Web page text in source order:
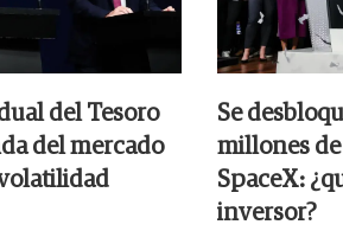
del Tesoro
del mercado
Se
millones de
SpaceX:
inversor?